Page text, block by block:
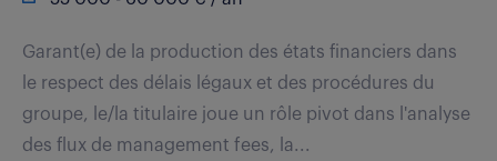
Garant(e) de la production des états financiers dans
le respect des délais légaux et des procédures du
groupe, le/la titulaire joue un rôle pivot dans l'analyse
des flux de management fees, la...